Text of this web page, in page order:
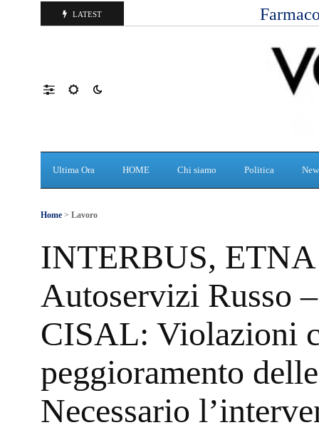
LATEST
Ultima Ora HOME Chi siamo Politica
Home > Lavoro
INTERBUS, ETNA
Autoservizi Russo
CISAL: Violazioni
peggioramento
Necessario